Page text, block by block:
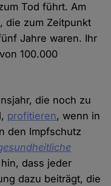
Tod führt. Am
die zum Zeitpunkt
Jahre waren. Ihr
100.000
die noch zu
profitieren, wenn in
den Impfschutz
dass jeder
dazu beiträgt, die